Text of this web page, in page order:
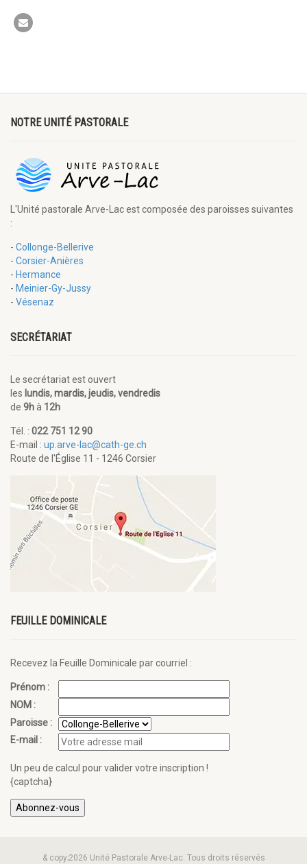
NOTRE UNITÉ PASTORALE
L'Unité pastorale Arve-Lac est composée des paroisses suivantes
:
- Collonge-Bellerive
- Corsier-Anières
- Hermance
- Meinier-Gy-Jussy
- Vésenaz
SECRÉTARIAT
Le secrétariat est ouvert
les lundis, mardis, jeudis, vendredis
de 9hà 12h
Tél. : 022 751 12 90
E-mail : up.arve-lac@cath-ge.ch
Route de l'Église 11 - 1246 Corsier
FEUILLE DOMINICALE
Recevez la Feuille Dominicale par courriel :
Prénom :
NOM :
Paroisse :
E-mail :
Un peu de calcul pour valider votre inscription !
{captcha}
& copy;2026 Unité Pastorale Arve-Lac. Tous droits réservés